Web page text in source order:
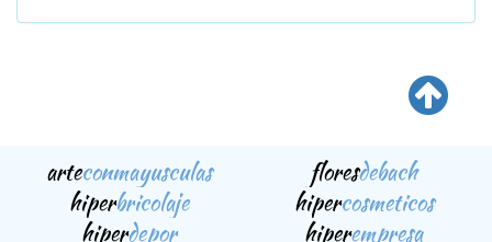
arteconmayusculas floresdebach
hiperbricolaje hipercosmeticos
hiperdepor hiperempresa